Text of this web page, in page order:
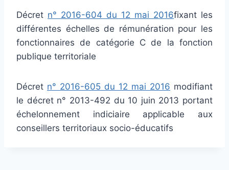
Décret n° 2016-604 du 12 mai 2016fixant les
dif­fé­ren­tes échelles de rému­né­ra­tion pour les
fonc­tion­nai­res de caté­go­rie C de la fonc­tion
publi­que ter­ri­to­riale
Décret n° 2016-605 du 12 mai 2016 modi­fiant
le décret n° 2013-492 du 10 juin 2013 por­tant
échelonnement indi­ciaire appli­ca­ble aux
conseillers ter­ri­to­riaux socio-éducatifs